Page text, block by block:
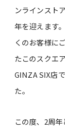
ンラインスト
年を迎えます
くのお客様に
たこのスクエ
GINZA SIX店
た。
この度、2周